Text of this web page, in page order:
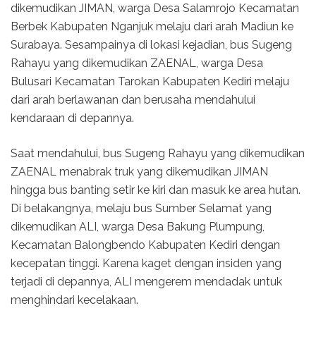
dikemudikan JIMAN, warga Desa Salamrojo Kecamatan
Berbek Kabupaten Nganjuk melaju dari arah Madiun ke
Surabaya. Sesampainya di lokasi kejadian, bus Sugeng
Rahayu yang dikemudikan ZAENAL, warga Desa
Bulusari Kecamatan Tarokan Kabupaten Kediri melaju
dari arah berlawanan dan berusaha mendahului
kendaraan di depannya.
Saat mendahului, bus Sugeng Rahayu yang dikemudikan
ZAENAL menabrak truk yang dikemudikan JIMAN
hingga bus banting setir ke kiri dan masuk ke area hutan.
Di belakangnya, melaju bus Sumber Selamat yang
dikemudikan ALI, warga Desa Bakung Plumpung,
Kecamatan Balongbendo Kabupaten Kediri dengan
kecepatan tinggi. Karena kaget dengan insiden yang
terjadi di depannya, ALI mengerem mendadak untuk
menghindari kecelakaan.